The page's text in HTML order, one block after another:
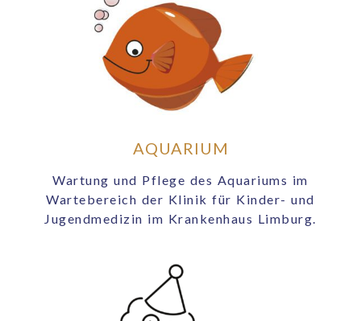
AQUARIUM
Wartung und Pflege des Aquariums im
Wartebereich der Klinik für Kinder- und
Jugendmedizin im Krankenhaus Limburg.